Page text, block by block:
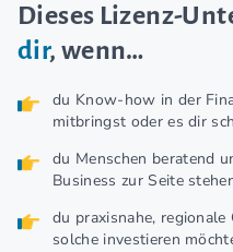
Dieses Lizenz-
dir, wenn…
du Know-how in der
mitbringst oder es dir
du Menschen beratend
Business zur Seite
du praxisnahe,
solche investieren